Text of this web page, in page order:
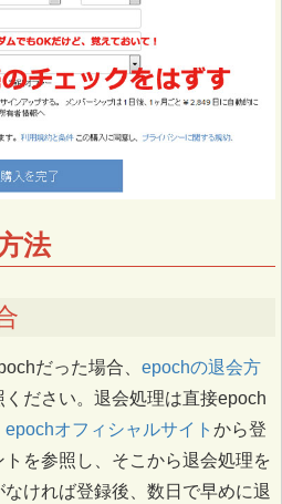
法
だった場合、 epochの退会方
ください。退会処理は直接epoch
epochオフィシャルサイト から登
を参照し、そこから退会処理を
ければ登録後、数日で早めに退